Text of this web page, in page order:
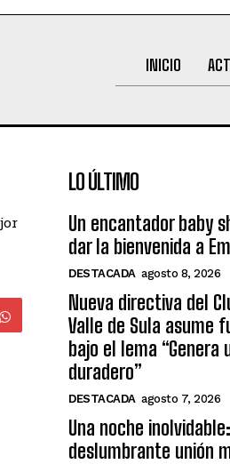
INICIO
LO ÚLTIMO
Un encantador baby
dar la bienvenida a
DESTACADA agosto 8, 2026
Nueva directiva del
Valle de Sula asume
bajo el lema “Genera
duradero”
DESTACADA agosto 7, 2026
Una noche
deslumbrante unión